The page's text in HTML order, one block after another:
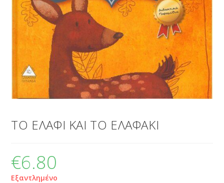
ΤΟ ΕΛΑΦΙ ΚΑΙ ΤΟ ΕΛΑΦΑΚΙ
€6.80
Εξαντλημένο